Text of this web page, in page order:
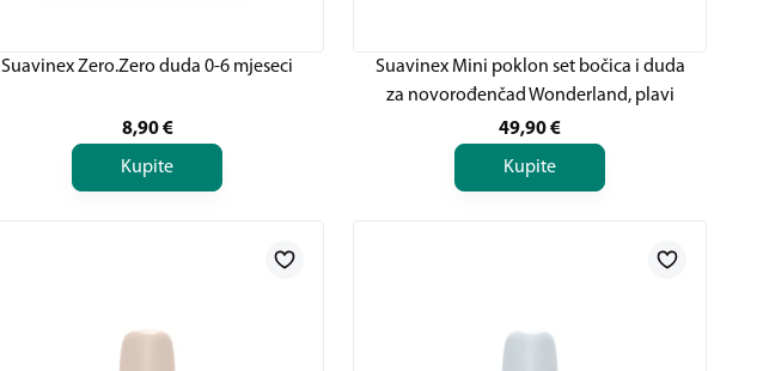
Suavinex Zero.Zero duda 0-6 mjeseci
8,90 €
Kupite
Suavinex Mini poklon set bočica i duda
za novorođenčad Wonderland, plavi
49,90€
Kupite